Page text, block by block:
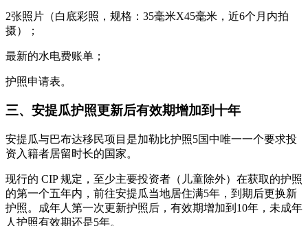
2张照片（白底彩照，规格：35毫米X45毫米，近6个月内拍
摄）；
最新的水电费账单；
护照申请表。
三、安提瓜护照更新后有效期增加到十年
安提瓜与巴布达移民项目是加勒比护照5国中唯一一个要求投
资入籍者居留时长的国家。
现行的 CIP 规定，至少主要投资者（儿童除外）在获取的护照
的第一个五年内，前往安提瓜当地居住满5年，到期后更换新
护照。成年人第一次更新护照后，有效期增加到10年，未成年
人护照有效期还是5年。